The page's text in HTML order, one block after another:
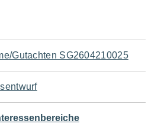
Gutachten SG2604210025